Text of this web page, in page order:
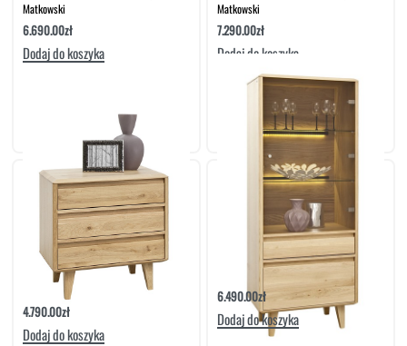
Matkowski
6.690.00zł
Dodaj do koszyka
Matkowski
7.290.00zł
Dodaj do koszyka
Komoda Niska Lovell 3S | Meble
Matkowski
4.790.00zł
Dodaj do koszyka
Witryna 2D1S Lovell | Meble Matkowski
6.490.00zł
Dodaj do koszyka